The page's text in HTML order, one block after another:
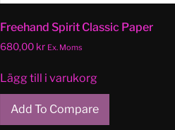
Freehand Spirit Classic Paper
680,00 kr Ex. Moms
Lägg till i varukorg
Add To Compare